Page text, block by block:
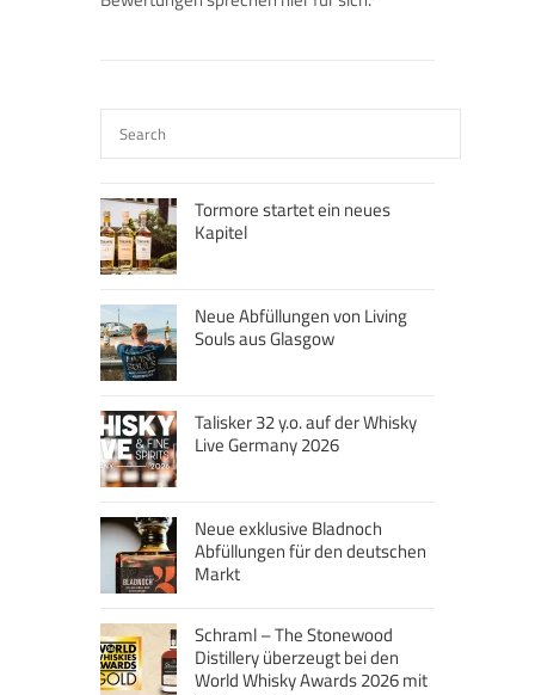
Tormore startet ein neues
Kapitel
Neue Abfüllungen von Living
Souls aus Glasgow
Talisker 32 y.o. auf der Whisky
Live Germany 2026
Neue exklusive Bladnoch
Abfüllungen für den deutschen
Markt
Schraml – The Stonewood
Distillery überzeugt bei den
World Whisky Awards 2026 mit